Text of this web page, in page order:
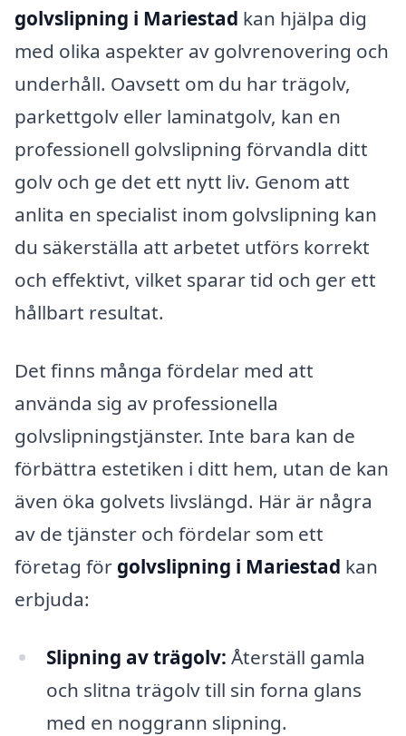
golvslipning i Mariestad kan hjälpa dig
med olika aspekter av golvrenovering och
underhåll. Oavsett om du har trägolv,
parkettgolv eller laminatgolv, kan en
professionell golvslipning förvandla ditt
golv och ge det ett nytt liv. Genom att
anlita en specialist inom golvslipning kan
du säkerställa att arbetet utförs korrekt
och effektivt, vilket sparar tid och ger ett
hållbart resultat.
Det finns många fördelar med att
använda sig av professionella
golvslipningstjänster. Inte bara kan de
förbättra estetiken i ditt hem, utan de kan
även öka golvets livslängd. Här är några
av de tjänster och fördelar som ett
företag för golvslipning i Mariestad kan
erbjuda:
Slipning av trägolv: Återställ gamla
och slitna trägolv till sin forna glans
med en noggrann slipning.